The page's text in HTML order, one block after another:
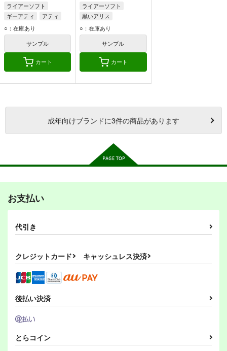
ライアーソフト
ギーアティ
アティ
キーア
ギー
○：在庫あり
サンプル
カート
ライアーソフト
黒いアリス
○：在庫あり
サンプル
カート
成年向けブランドに3件の商品があります
お支払い
代引き
クレジットカード キャッシュレス決済
後払い決済
とらコイン